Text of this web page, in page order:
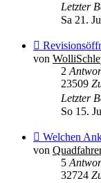
Letzter
Sa 21.
von
2
23509
Letzter
So 15.
Welchen
von
5
32724